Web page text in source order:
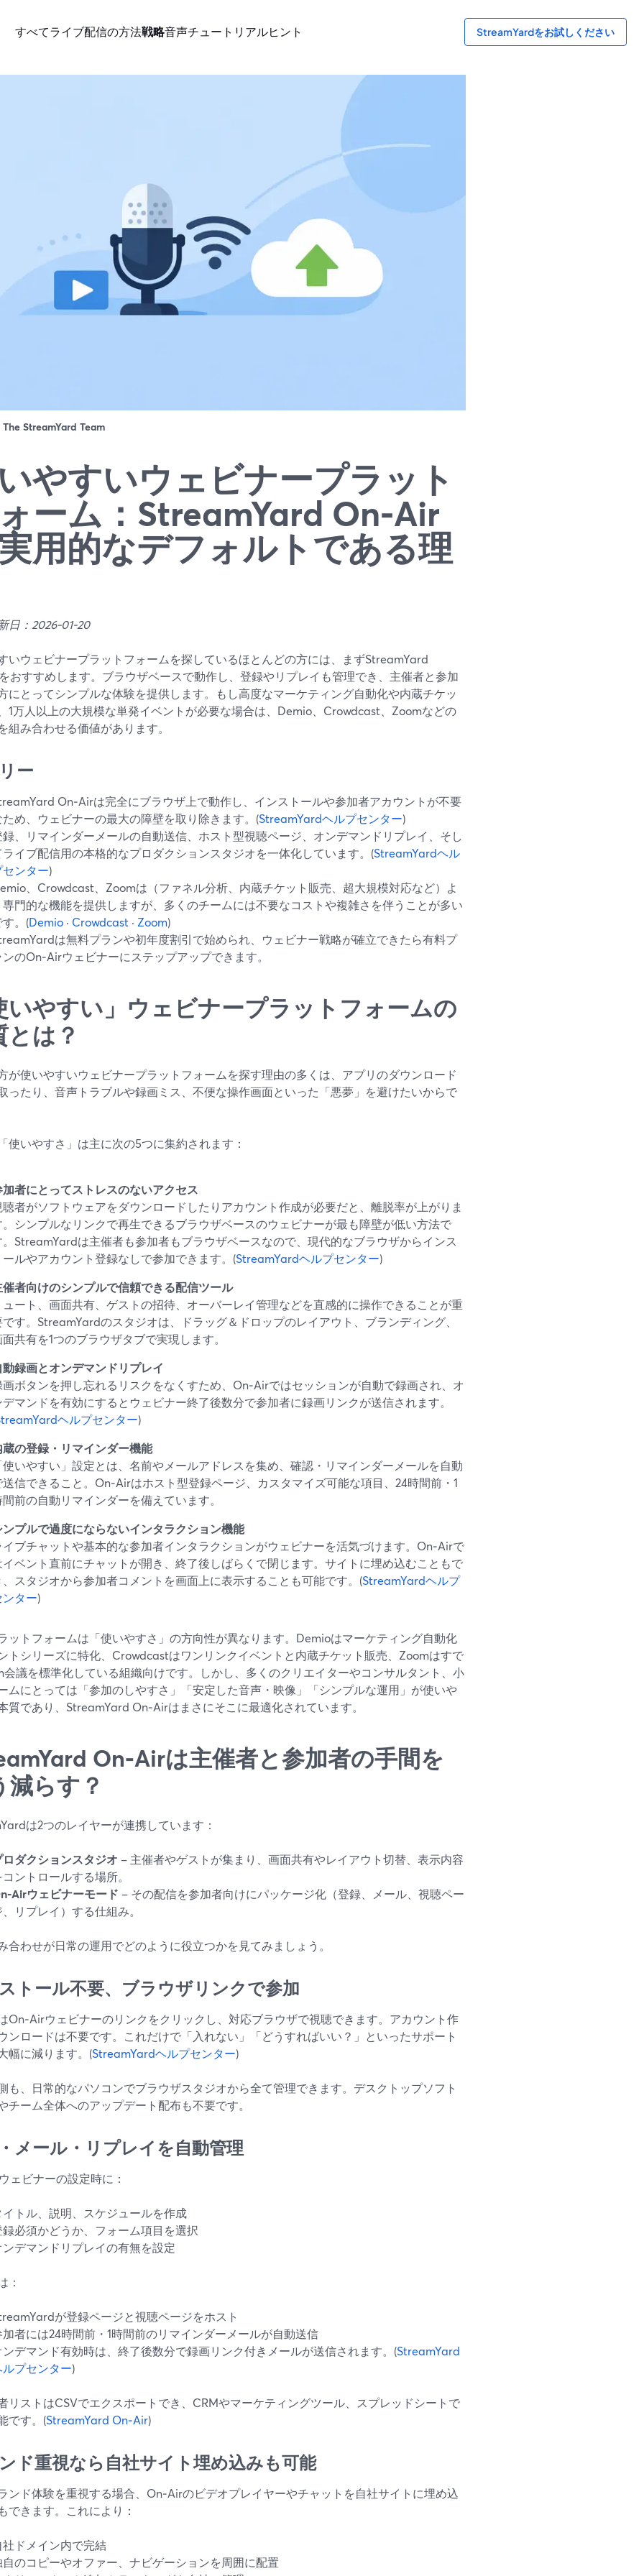
すべてライブ配信の方法戦略音声チュートリアルヒント StreamYardをお試しください
The StreamYard Team
やすいウェビナープラット
ーム：StreamYard On‑Air
用的なデフォルトである理
日：2026-01-20
いウェビナープラットフォームを探しているほとんどの方には、まずStreamYard
おすすめします。ブラウザベースで動作し、登録やリプレイも管理でき、主催者と参加
にとってシンプルな体験を提供します。もし高度なマーケティング自動化や内蔵チケッ
1万人以上の大規模な単発イベントが必要な場合は、Demio、Crowdcast、Zoomなどの
組み合わせる価値があります。
ー
On‑Airは完全にブラウザ上で動作し、インストールや参加者アカウントが不要
ため、ウェビナーの最大の障壁を取り除きます。(StreamYardヘルプセンター)
録、リマインダーメールの自動送信、ホスト型視聴ページ、オンデマンドリプレイ、そし
ライブ配信用の本格的なプロダクションスタジオを一体化しています。(StreamYardヘル
センター)
、Crowdcast、Zoomは（ファネル分析、内蔵チケット販売、超大規模対応など）よ
専門的な機能を提供しますが、多くのチームには不要なコストや複雑さを伴うことが多い
す。(Demio · Crowdcast · Zoom)
は無料プランや初年度割引で始められ、ウェビナー戦略が確立できたら有料プ
のOn‑Airウェビナーにステップアップできます。
いやすい」ウェビナープラットフォームの
とは？
が使いやすいウェビナープラットフォームを探す理由の多くは、アプリのダウンロード
ったり、音声トラブルや録画ミス、不便な操作画面といった「悪夢」を避けたいからで
使いやすさ」は主に次の5つに集約されます：
加者にとってストレスのないアクセス
聴者がソフトウェアをダウンロードしたりアカウント作成が必要だと、離脱率が上がりま
。シンプルなリンクで再生できるブラウザベースのウェビナーが最も障壁が低い方法で
。StreamYardは主催者も参加者もブラウザベースなので、現代的なブラウザからインス
ールやアカウント登録なしで参加できます。(StreamYardヘルプセンター)
催者向けのシンプルで信頼できる配信ツール
ュート、画面共有、ゲストの招待、オーバーレイ管理などを直感的に操作できることが重
です。StreamYardのスタジオは、ドラッグ＆ドロップのレイアウト、ブランディング、
共有を1つのブラウザタブで実現します。
動録画とオンデマンドリプレイ
画ボタンを押し忘れるリスクをなくすため、On‑Airではセッションが自動で録画され、オ
デマンドを有効にするとウェビナー終了後数分で参加者に録画リンクが送信されます。
ヘルプセンター)
蔵の登録・リマインダー機能
使いやすい」設定とは、名前やメールアドレスを集め、確認・リマインダーメールを自動
送信できること。On‑Airはホスト型登録ページ、カスタマイズ可能な項目、24時間前・1
前の自動リマインダーを備えています。
ンプルで過度にならないインタラクション機能
イブチャットや基本的な参加者インタラクションがウェビナーを活気づけます。On‑Airで
イベント直前にチャットが開き、終了後しばらくで閉じます。サイトに埋め込むこともで
、スタジオから参加者コメントを画面上に表示することも可能です。(StreamYardヘルプ
ンター)
ットフォームは「使いやすさ」の方向性が異なります。Demioはマーケティング自動化
トシリーズに特化、Crowdcastはワンリンクイベントと内蔵チケット販売、Zoomはすで
会議を標準化している組織向けです。しかし、多くのクリエイターやコンサルタント、小
ムにとっては「参加のしやすさ」「安定した音声・映像」「シンプルな運用」が使いや
質であり、StreamYard On‑Airはまさにそこに最適化されています。
On‑Airは主催者と参加者の手間を
減らす？
は2つのレイヤーが連携しています：
ロダクションスタジオ – 主催者やゲストが集まり、画面共有やレイアウト切替、表示内容
ントロールする場所。
ウェビナーモード – その配信を参加者向けにパッケージ化（登録、メール、視聴ペー
リプレイ）する仕組み。
合わせが日常の運用でどのように役立つかを見てみましょう。
トール不要、ブラウザリンクで参加
On‑Airウェビナーのリンクをクリックし、対応ブラウザで視聴できます。アカウント作
ンロードは不要です。これだけで「入れない」「どうすればいい？」といったサポート
幅に減ります。(StreamYardヘルプセンター)
も、日常的なパソコンでブラウザスタジオから全て管理できます。デスクトップソフト
チーム全体へのアップデート配布も不要です。
メール・リプレイを自動管理
ェビナーの設定時に：
イトル、説明、スケジュールを作成
録必須かどうか、フォーム項目を選択
ンデマンドリプレイの有無を設定
：
が登録ページと視聴ページをホスト
加者には24時間前・1時間前のリマインダーメールが自動送信
ンデマンド有効時は、終了後数分で録画リンク付きメールが送信されます。(StreamYard
ルプセンター)
リストはCSVでエクスポートでき、CRMやマーケティングツール、スプレッドシートで
です。(StreamYard On‑Air)
ド重視なら自社サイト埋め込みも可能
ンド体験を重視する場合、On‑Airのビデオプレイヤーやチャットを自社サイトに埋め込
できます。これにより：
社ドメイン内で完結
自のコピーやオファー、ナビゲーションを周囲に配置